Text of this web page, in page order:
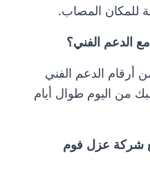
للمكان المصاب.
الدعم الفني؟
أرقام الدعم الفني
من اليوم طوال أيام
شركة عزل فوم